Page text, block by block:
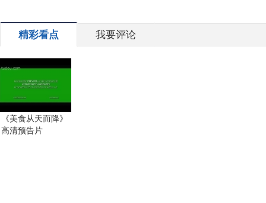
精彩看点 我要评论
《美食从天而降》
高清预告片